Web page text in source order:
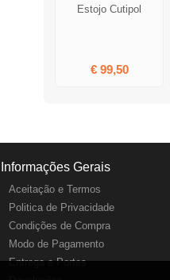
Estojo Cutipol
€ 99,50
Informações Gerais
Aceitação e Termos
Politica de Privacidade
Condições de Compra
Modo de Pagamento
Entrega e Portes